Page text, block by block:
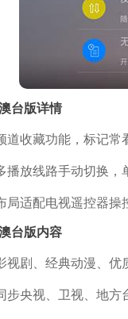
台版详情
道收藏功能，标记常
播放线路手动切换，
局适配电视遥控器操
台版内容
视剧、经典动漫、优
步央视、卫视、地方